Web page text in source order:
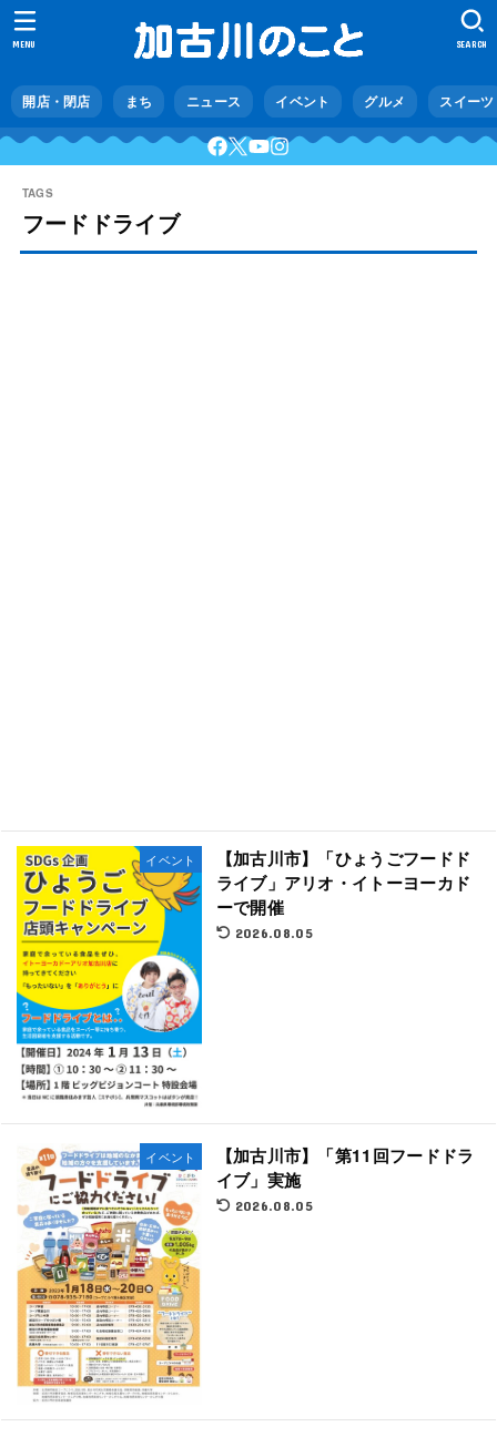
開店・閉店 まち ニュース イベント グルメ スイーツ
SEARCH
MENU
フードドライブ
イベント
【加古川市】「ひょうごフードド
ライブ」アリオ・イトーヨーカド
ーで開催
2026.08.05
イベント
【加古川市】「第11回フードドラ
イブ」実施
2026.08.05